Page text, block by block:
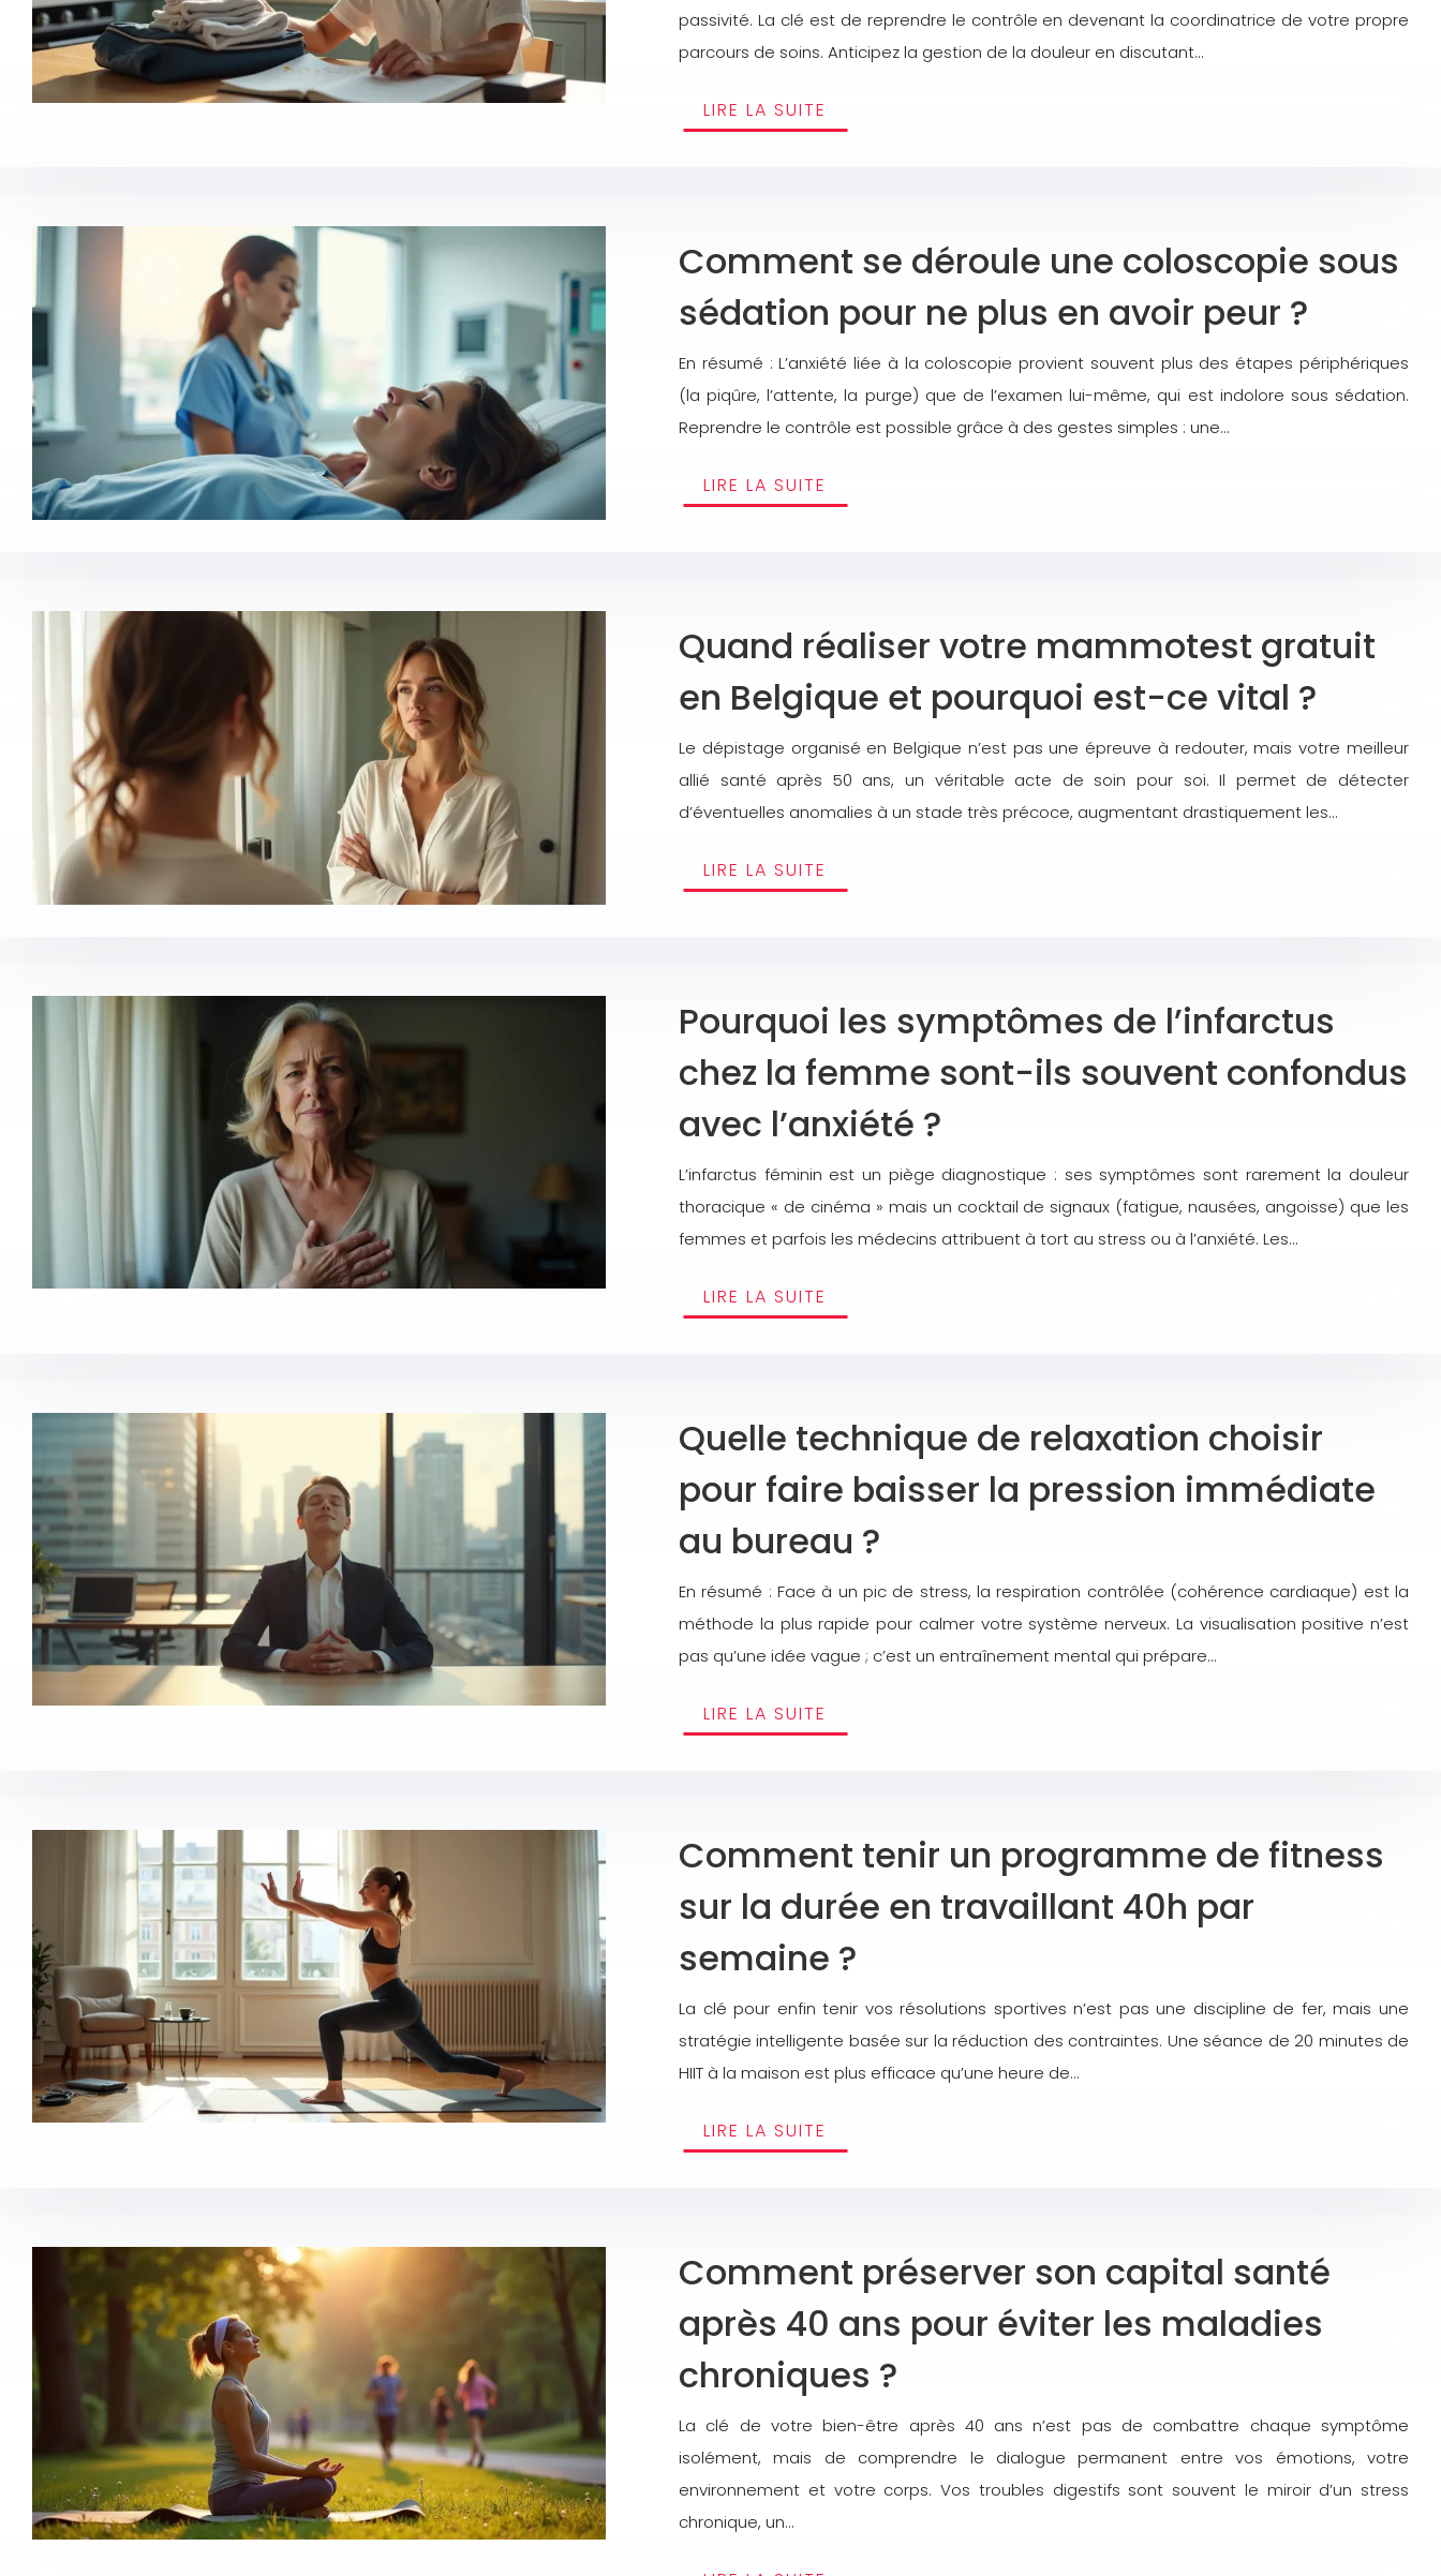
passivité. La clé est de reprendre le contrôle en devenant la coordinatrice de votre propre
parcours de soins. Anticipez la gestion de la douleur en discutant…
LIRE LA SUITE
Comment se déroule une coloscopie sous
sédation pour ne plus en avoir peur ?
En résumé : L’anxiété liée à la coloscopie provient souvent plus des étapes périphériques
(la piqûre, l’attente, la purge) que de l’examen lui-même, qui est indolore sous sédation.
Reprendre le contrôle est possible grâce à des gestes simples : une…
LIRE LA SUITE
Quand réaliser votre mammotest gratuit
en Belgique et pourquoi est-ce vital ?
Le dépistage organisé en Belgique n’est pas une épreuve à redouter, mais votre meilleur
allié santé après 50 ans, un véritable acte de soin pour soi. Il permet de détecter
d’éventuelles anomalies à un stade très précoce, augmentant drastiquement les…
LIRE LA SUITE
Pourquoi les symptômes de l’infarctus
chez la femme sont-ils souvent confondus
avec l’anxiété ?
L’infarctus féminin est un piège diagnostique : ses symptômes sont rarement la douleur
thoracique « de cinéma » mais un cocktail de signaux (fatigue, nausées, angoisse) que les
femmes et parfois les médecins attribuent à tort au stress ou à l’anxiété. Les…
LIRE LA SUITE
Quelle technique de relaxation choisir
pour faire baisser la pression immédiate
au bureau ?
En résumé : Face à un pic de stress, la respiration contrôlée (cohérence cardiaque) est la
méthode la plus rapide pour calmer votre système nerveux. La visualisation positive n’est
pas qu’une idée vague ; c’est un entraînement mental qui prépare…
LIRE LA SUITE
Comment tenir un programme de fitness
sur la durée en travaillant 40h par
semaine ?
La clé pour enfin tenir vos résolutions sportives n’est pas une discipline de fer, mais une
stratégie intelligente basée sur la réduction des contraintes. Une séance de 20 minutes de
HIIT à la maison est plus efficace qu’une heure de…
LIRE LA SUITE
Comment préserver son capital santé
après 40 ans pour éviter les maladies
chroniques ?
La clé de votre bien-être après 40 ans n’est pas de combattre chaque symptôme
isolément, mais de comprendre le dialogue permanent entre vos émotions, votre
environnement et votre corps. Vos troubles digestifs sont souvent le miroir d’un stress
chronique, un…